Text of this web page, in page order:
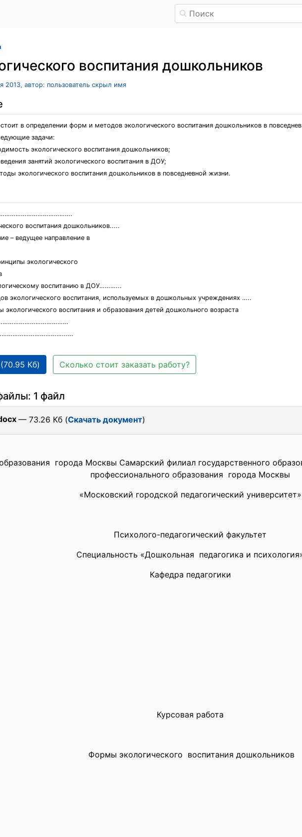
воспитания дошкольников
2013, автор: пользователь скрыл имя
в определении форм и методов экологического воспитания дошкольников в
задачи:
экологического воспитания дошкольников;
занятий экологического воспитания в ДОУ;
экологического воспитания дошкольников в повседневной жизни.
воспитания дошкольников.....
– ведущее направление в
экологического
воспитанию в ДОУ………...
экологического воспитания, используемых в дошкольных учреждениях …..
воспитания и образования детей дошкольного возраста
Кб) Сколько стоит заказать работу?
1 файл
— 73.26 Кб (Скачать документ)
города Москвы Самарский филиал государственного
профессионального образования города Москвы
«Московский городской педагогический университет»
Психолого-педагогический факультет
Специальность «Дошкольная педагогика и
Кафедра педагогики
Курсовая работа
Формы экологического воспитания дошкольников